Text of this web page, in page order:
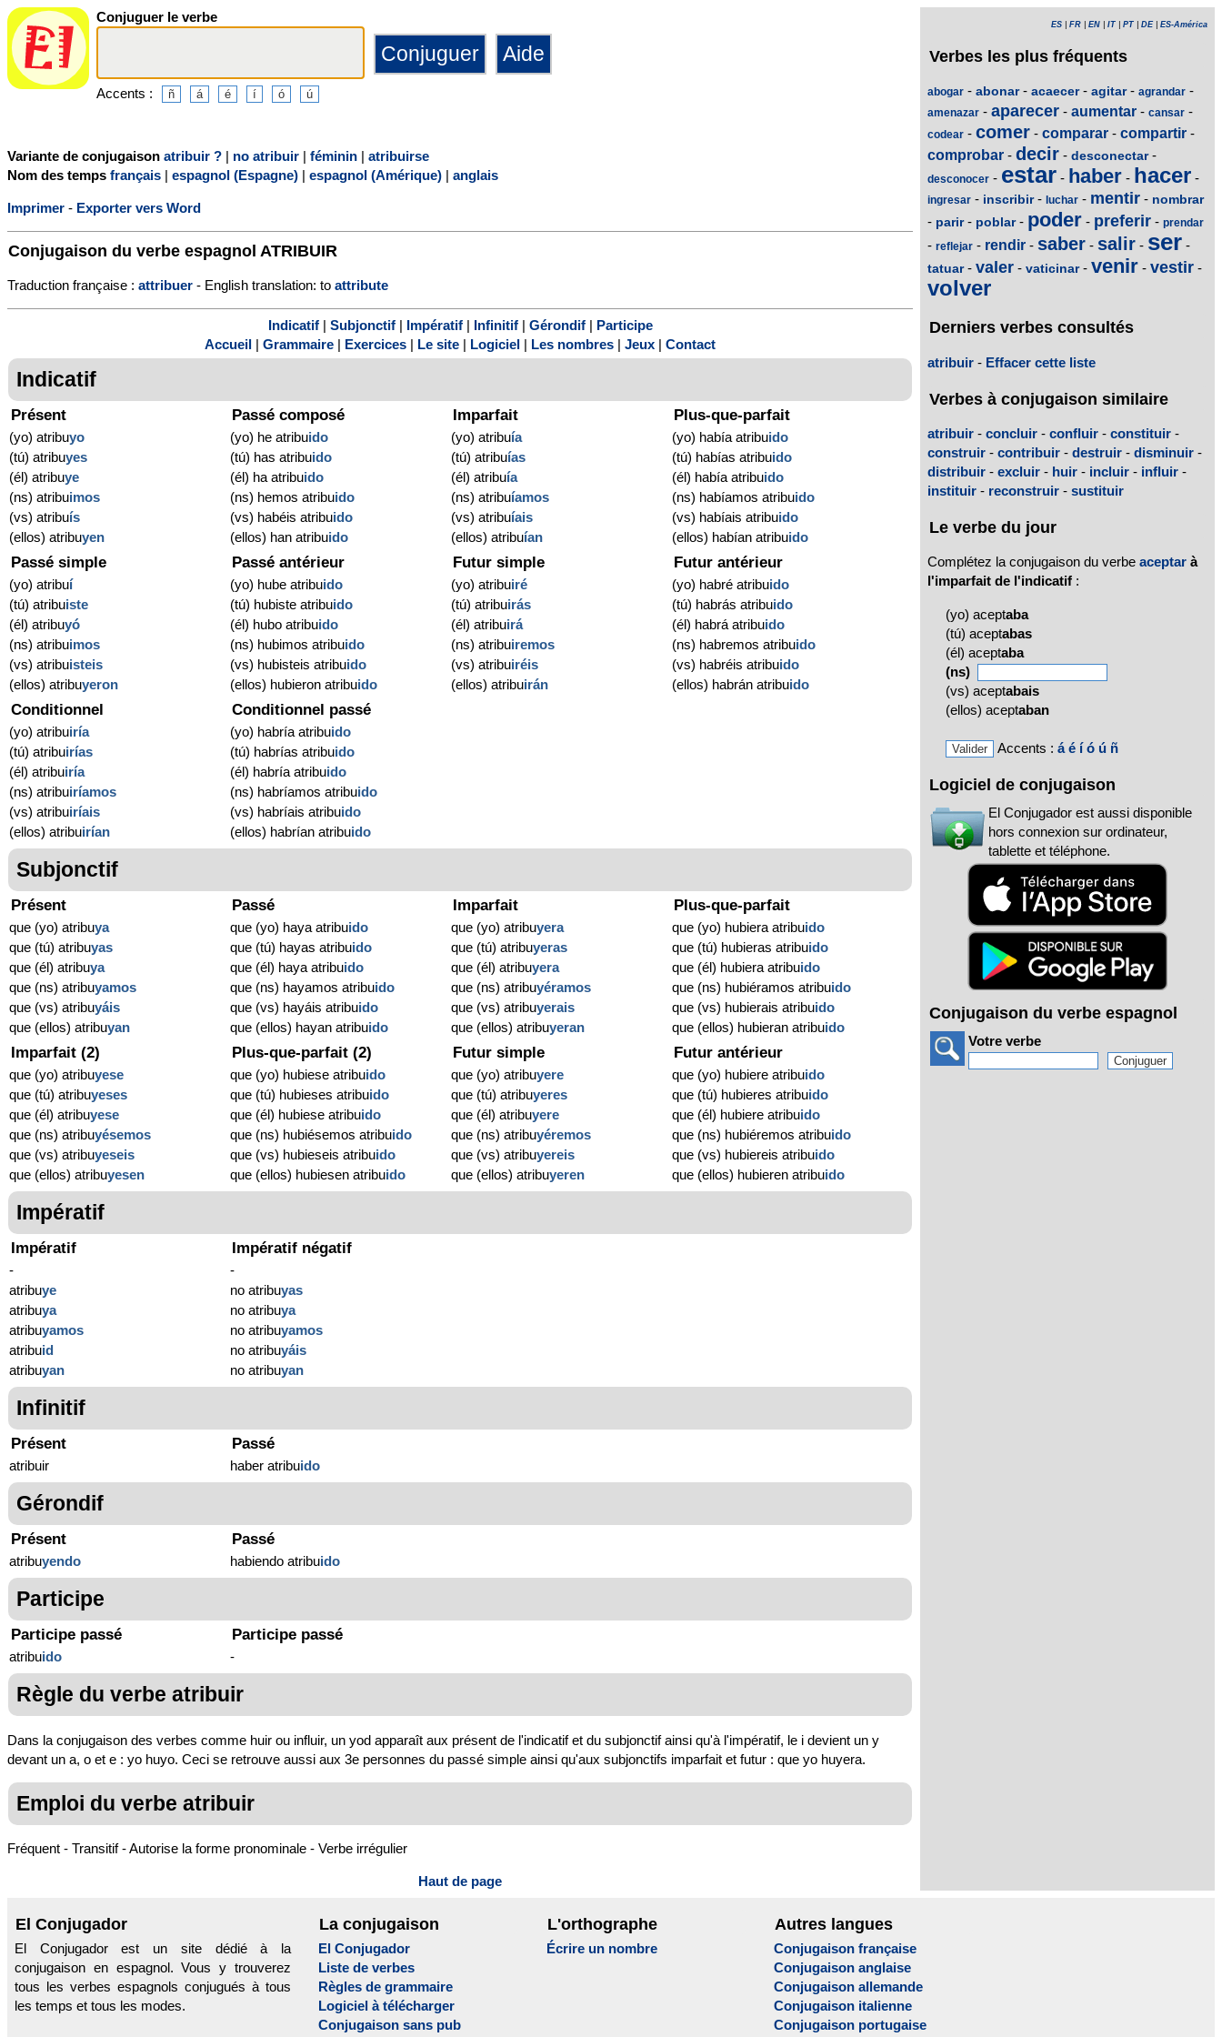
Conjuguer le verbe
Accents :
Variante de conjugaison atribuir ? | no atribuir | féminin | atribuirse
Nom des temps français | espagnol (Espagne) | espagnol (Amérique) | anglais
Imprimer - Exporter vers Word
Conjugaison du verbe espagnol ATRIBUIR
Traduction française : attribuer - English translation: to attribute
Indicatif| Subjonctif| Impératif| Infinitif| Gérondif|
Participe
Accueil
Grammaire Exercices Le site Logiciel Les nombres Jeux Contact
Indicatif
Présent
(yo) atribuyo
(tú) atribuyes
(él) atribuye
(ns) atribuimos
(vs) atribuís
(ellos) atribuyen
Passé composé
(yo) he atribuido
(tú) has atribuido
(él) ha atribuido
(ns) hemos atribuido
(vs) habéis atribuido
(ellos) han atribuido
Imparfait
(yo) atribuía
(tú) atribuías
(él) atribuía
(ns) atribuíamos
(vs) atribuíais
(ellos) atribuían
Plus-que-parfait
(yo) había atribuido
(tú) habías atribuido
(él) había atribuido
(ns) habíamos atribuido
(vs) habíais atribuido
(ellos) habían atribuido
Passé simple
(yo) atribuí
(tú) atribuiste
(él) atribuyó
(ns) atribuimos
(vs) atribuisteis
(ellos) atribuyeron
Passé antérieur
(yo) hube atribuido
(tú) hubiste atribuido
(él) hubo atribuido
(ns) hubimos atribuido
(vs) hubisteis atribuido
(ellos) hubieron atribuido
Futur simple
(yo) atribuiré
(tú) atribuirás
(él) atribuirá
(ns) atribuiremos
(vs) atribuiréis
(ellos) atribuirán
Futur antérieur
(yo) habré atribuido
(tú) habrás atribuido
(él) habrá atribuido
(ns) habremos atribuido
(vs) habréis atribuido
(ellos) habrán atribuido
Conditionnel
(yo) atribuiría
(tú) atribuirías
(él) atribuiría
(ns) atribuiríamos
(vs) atribuiríais
(ellos) atribuirían
Conditionnel passé
(yo) habría atribuido
(tú) habrías atribuido
(él) habría atribuido
(ns) habríamos atribuido
(vs) habríais atribuido
(ellos) habrían atribuido
Subjonctif
Présent
que (yo) atribuya
que (tú) atribuyas
que (él) atribuya
que (ns) atribuyamos
que (vs) atribuyáis
que (ellos) atribuyan
Passé
que (yo) haya atribuido
que (tú) hayas atribuido
que (él) haya atribuido
que (ns) hayamos atribuido
que (vs) hayáis atribuido
que (ellos) hayan atribuido
Imparfait
que (yo) atribuyera
que (tú) atribuyeras
que (él) atribuyera
que (ns) atribuyéramos
que (vs) atribuyerais
que (ellos) atribuyeran
Plus-que-parfait
que (yo) hubiera atribuido
que (tú) hubieras atribuido
que (él) hubiera atribuido
que (ns) hubiéramos atribuido
que (vs) hubierais atribuido
que (ellos) hubieran atribuido
Imparfait (2)
que (yo) atribuyese
que (tú) atribuyeses
que (él) atribuyese
que (ns) atribuyésemos
que (vs) atribuyeseis
que (ellos) atribuyesen
Plus-que-parfait (2)
que (yo) hubiese atribuido
que (tú) hubieses atribuido
que (él) hubiese atribuido
que (ns) hubiésemos atribuido
que (vs) hubieseis atribuido
que (ellos) hubiesen atribuido
Futur simple
que (yo) atribuyere
que (tú) atribuyeres
que (él) atribuyere
que (ns) atribuyéremos
que (vs) atribuyereis
que (ellos) atribuyeren
Futur antérieur
que (yo) hubiere atribuido
que (tú) hubieres atribuido
que (él) hubiere atribuido
que (ns) hubiéremos atribuido
que (vs) hubiereis atribuido
que (ellos) hubieren atribuido
Impératif
Impératif
-
atribuye
atribuya
atribuyamos
atribuid
atribuyan
Impératif négatif
-
no atribuyas
no atribuya
no atribuyamos
no atribuyáis
no atribuyan
Infinitif
Présent
atribuir
Passé
haber atribuido
Gérondif
Présent
atribuyendo
Passé
habiendo atribuido
Participe
Participe passé
atribuido
Participe passé
-
Règle du verbe atribuir
Dans la conjugaison des verbes comme huir ou influir, un yod apparaît aux présent de l'indicatif et du subjonctif ainsi qu'à l'impératif, le i devient un y
devant un a, o et e : yo huyo. Ceci se retrouve aussi aux 3e personnes du passé simple ainsi qu'aux subjonctifs imparfait et futur : que yo huyera.
Emploi du verbe atribuir
Fréquent - Transitif - Autorise la forme pronominale - Verbe irrégulier
Haut de page
ES FR EN IT PT DE| ES-América
Verbes les plus fréquents
abogar - abonar- acaecer- agitar- agrandar -
amenazar - aparecer - aumentar - cansar -
codear - comer - comparar - compartir -
comprobar - decir - desconectar-
desconocer - estar - haber - hacer -
ingresar - inscribir- luchar - mentir - nombrar
- parir- poblar- poder - preferir - prendar
- reflejar - rendir - saber - salir - ser -
tatuar- valer - vaticinar- venir - vestir -
volver
Derniers verbes consultés
atribuir - Effacer cette liste
Verbes à conjugaison similaire
atribuir - concluir - confluir - constituir -
construir - contribuir - destruir - disminuir -
distribuir - excluir - huir - incluir - influir -
instituir - reconstruir - sustituir
Le verbe du jour
Complétez la conjugaison du verbe aceptar à
l'imparfait de l'indicatif :
(yo) aceptaba
(tú) aceptabas
(él) aceptaba
(ns)
(vs) aceptabais
(ellos) aceptaban
Accents : á é í ó ú ñ
Logiciel de conjugaison
El Conjugador est aussi disponible
hors connexion sur ordinateur,
tablette et téléphone.
Conjugaison du verbe espagnol
Votre verbe
El Conjugador
El Conjugador est un site dédié à la
conjugaison en espagnol. Vous y trouverez
tous les verbes espagnols conjugués à tous
les temps et tous les modes.
La conjugaison
El Conjugador
Liste de verbes
Règles de grammaire
Logiciel à télécharger
Conjugaison sans pub
L'orthographe
Écrire un nombre
Autres langues
Conjugaison française
Conjugaison anglaise
Conjugaison allemande
Conjugaison italienne
Conjugaison portugaise